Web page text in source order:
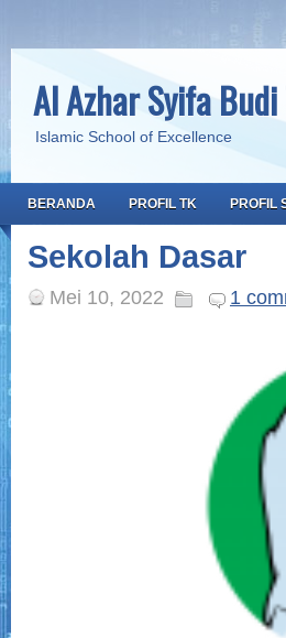
Al Azhar Syifa
Islamic School of Excellence
BERANDA PROFIL TK PROFIL
Sekolah Dasar
Mei 10, 2022 1